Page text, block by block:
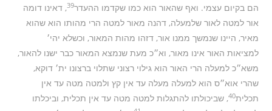
הם בקיום עצמי. ואף שהאור הוא כמו שקדמו ההעדר39, דאינו דומה
אור למטה לאור שלמעלה, דהנה מאור למטה הרי מהותו הוא שהוא
מאיר, היינו שנמשך ממנו אור, דזהו מהות המאור, וכשלא יהי׳
למציאות האור אינו מאור, וא״כ מעת שנמצא המאור כבר ישנו להאור,
משא״כ למעלה הרי האור הוא גילוי רצוני שתלוי ברצונו ית׳ דוקא,
שהרי אוא״ס הוא למעלה מעלה עד אין קץ ולמטה מטה עד אין
תכלית40, שביכולתו להתגלות למטה מטה עד אין תכלית, וביכלתו